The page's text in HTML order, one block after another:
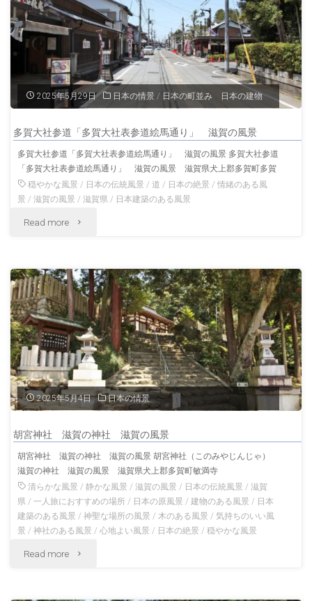
人
岡
田
彌
右
衛
門
邸
賀
の
風
景"
2025年5月29日 日本の情景 / 日本の町並み 日本の建物
多賀大社参道「多賀大社表参道絵馬通り」 滋賀の風景
多賀大社参道「多賀大社表参道絵馬通り」 滋賀の風景 多賀大社参道
「多賀大社表参道絵馬通り」 滋賀の風景 滋賀県犬上郡多賀町多賀
穏やかな風景 / 日本の伝統風景 /道 / 日本の絶景 /情緒のある風
景 /滋賀の風景 /滋賀県 / 日本建築のある風景
Read more "多
大
社
参
道
「多
大
社
表
参
道
2025年5月4日 日本の情景
胡宮神社 滋賀の神社 滋賀の風景
胡宮神社 滋賀の神社 滋賀の風景 胡宮神社（このみやじんじゃ）
滋賀の神社 滋賀の風景 滋賀県犬上郡多賀町敏満寺
清らかな風景 /静かな風景 /滋賀の風景 / 日本の伝統風景 /滋賀
県 /一人旅におすすめの場所 / 日本の原風景 /建物のある風景 / 日本
建築のある風景 /神聖な場所の風景 / 木のある風景 /気持ちのいい風
景 /神社のある風景 /心地よい風景 / 日本の絶景 /穏やかな風景
Read more "胡